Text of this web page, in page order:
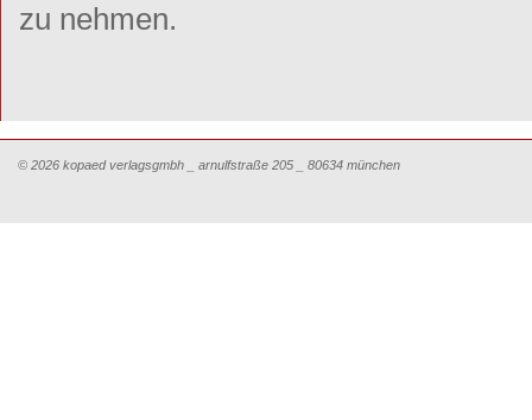
zu nehmen.
© 2026 kopaed verlagsgmbh _ arnulfstraße 205 _ 80634 münchen